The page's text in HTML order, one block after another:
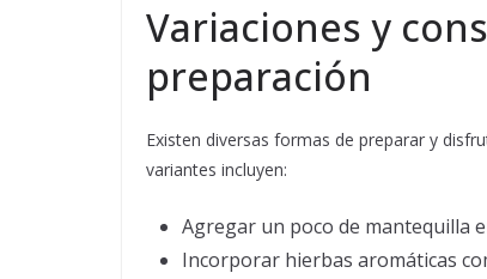
Variaciones y
preparación
Existen diversas formas de preparar y
variantes incluyen:
Agregar un poco de mantequilla
Incorporar hierbas aromáticas